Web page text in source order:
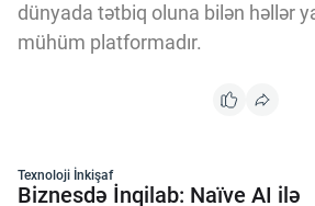
dünyada tətbiq oluna bilən həllər
mühüm platformadır.
Texnoloji İnkişaf
Biznesdə İnqilab: Naïve AI ilə